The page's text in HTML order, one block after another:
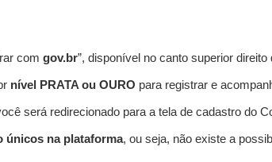
com gov.br”, disponível no canto superior direito
nível PRATA ou OURO para registrar e
será redirecionado para a tela de cadastro do
únicos na plataforma, ou seja, não existe a